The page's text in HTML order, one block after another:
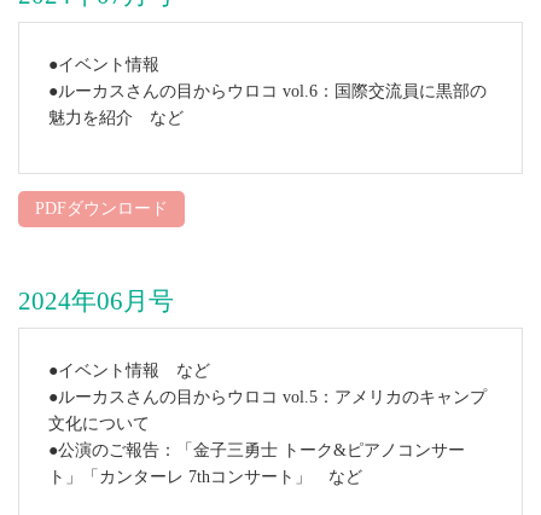
●イベント情報
●ルーカスさんの目からウロコ vol.6：国際交流員に黒部の
魅力を紹介 など
PDFダウンロード
2024年06月号
●イベント情報 など
●ルーカスさんの目からウロコ vol.5：アメリカのキャンプ
文化について
●公演のご報告：「金子三勇士 トーク&ピアノコンサー
ト」「カンターレ 7thコンサート」 など